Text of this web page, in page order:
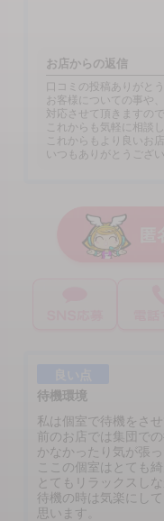
お店からの返信
口コミの投稿ありがと
お客様についての事や
対応させて頂きますので
これからも気軽に相談
これからもより良いお
いつもありがとうござ
待機環境
私は個室で待機をさせ
前のお店では集団で
かなかったり気が張
ここの個室はとても
とてもリラックスし
待機の時は気楽にし
思います。